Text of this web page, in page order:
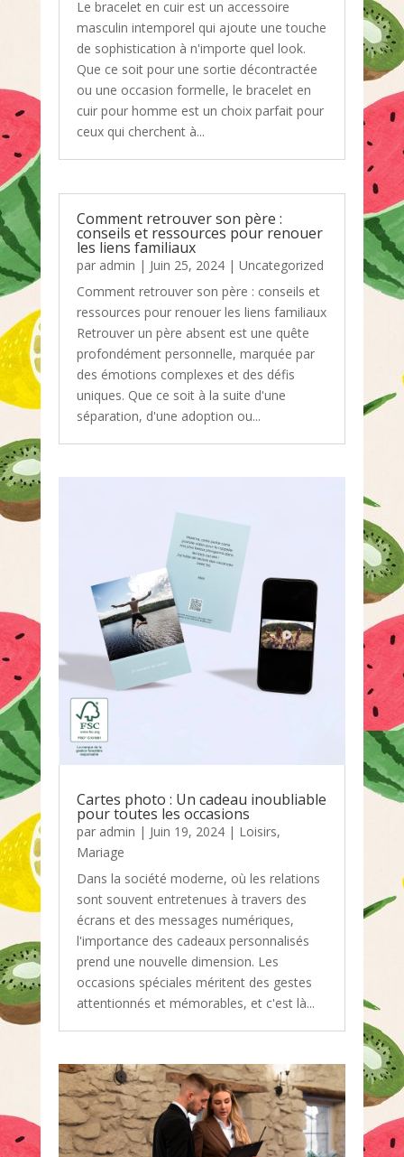
Le bracelet en cuir est un accessoire
masculin intemporel qui ajoute une touche
de sophistication à n'importe quel look.
Que ce soit pour une sortie décontractée
ou une occasion formelle, le bracelet en
cuir pour homme est un choix parfait pour
ceux qui cherchent à...
Comment retrouver son père :
conseils et ressources pour renouer
les liens familiaux
par admin | Juin 25, 2024| Uncategorized
Comment retrouver son père : conseils et
ressources pour renouer les liens familiaux
Retrouver un père absent est une quête
profondément personnelle, marquée par
des émotions complexes et des défis
uniques. Que ce soit à la suite d'une
séparation, d'une adoption ou...
Cartes photo : Un cadeau inoubliable
pour toutes les occasions
par admin | Juin 19, 2024| Loisirs,
Mariage
Dans la société moderne, où les relations
sont souvent entretenues à travers des
écrans et des messages numériques,
l'importance des cadeaux personnalisés
prend une nouvelle dimension. Les
occasions spéciales méritent des gestes
attentionnés et mémorables, et c'est là...